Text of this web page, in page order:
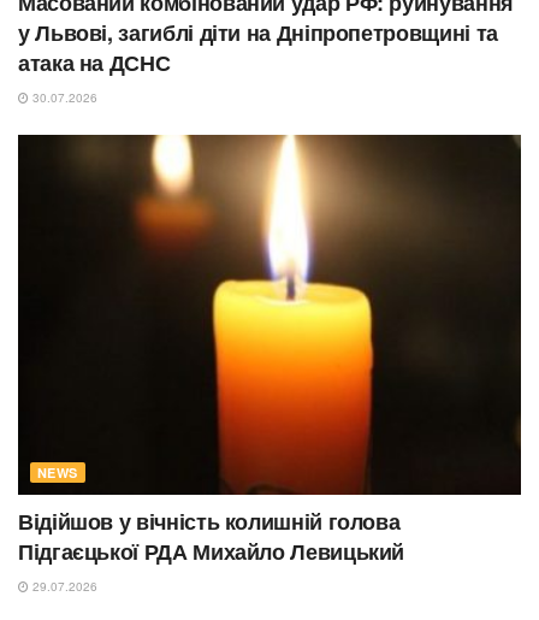
у Львові, загиблі діти на Дніпропетровщині та
атака на ДСНС
30.07.2026
NEWS
Відійшов у вічність колишній голова
Підгаєцької РДА Михайло Левицький
29.07.2026